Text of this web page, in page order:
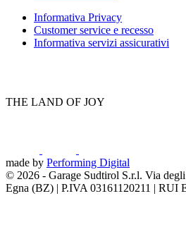
Informativa Privacy
Customer service e recesso
Informativa servizi assicurativi
THE LAND OF JOY
made by Performing Digital
© 2026 - Garage Sudtirol S.r.l. Via
Egna (BZ) | P.IVA 03161120211 | RUI